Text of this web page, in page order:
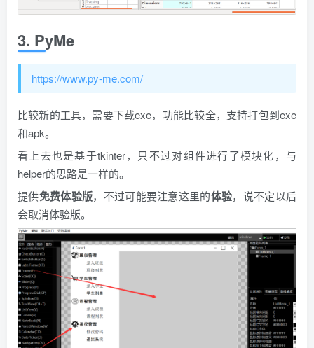
3. PyMe
https://www.py-me.com/
比较新的工具，需要下载exe，功能比较全，支持打包到exe
和apk。
看上去也是基于tkinter，只不过对组件进行了模块化，与
helper的思路是一样的。
提供免费体验版，不过可能要注意这里的体验，说不定以后
会取消体验版。